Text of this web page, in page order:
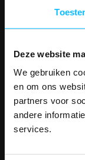
Deze website
We gebruiken
en om ons
partners voor
andere
services.
Bedruk- en
14 Dagen tijd om
Email